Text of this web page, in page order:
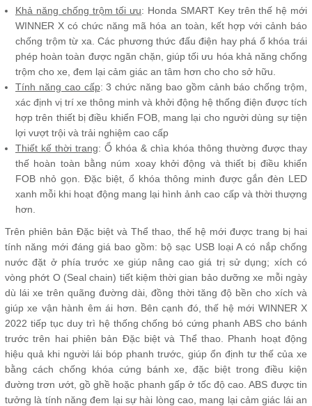
Khả năng chống trộm tối ưu: Honda SMART Key trên thế hệ mới
WINNER X có chức năng mã hóa an toàn, kết hợp với cảnh báo
chống trộm từ xa. Các phương thức đấu điện hay phá ổ khóa trái
phép hoàn toàn được ngăn chặn, giúp tối ưu hóa khả năng chống
trộm cho xe, đem lại cảm giác an tâm hơn cho cho sở hữu.
Tính năng cao cấp: 3 chức năng bao gồm cảnh báo chống trộm,
xác định vị trí xe thông minh và khởi động hệ thống điện được tích
hợp trên thiết bị điều khiển FOB, mang lại cho người dùng sự tiện
lợi vượt trội và trải nghiệm cao cấp
Thiết kế thời trang: Ổ khóa & chìa khóa thông thường được thay
thế hoàn toàn bằng núm xoay khởi động và thiết bị điều khiển
FOB nhỏ gọn. Đặc biệt, ổ khóa thông minh được gắn đèn LED
xanh mỗi khi hoạt động mang lại hình ảnh cao cấp và thời thượng
hơn.
Trên phiên bản Đặc biệt và Thể thao, thế hệ mới được trang bị hai
tính năng mới đáng giá bao gồm: bộ sạc USB loại A có nắp chống
nước đặt ở phía trước xe giúp nâng cao giá trị sử dụng; xích có
vòng phớt O (Seal chain) tiết kiệm thời gian bảo dưỡng xe mỗi ngày
dù lái xe trên quãng đường dài, đồng thời tăng độ bền cho xích và
giúp xe vận hành êm ái hơn. Bên cạnh đó, thế hệ mới WINNER X
2022 tiếp tục duy trì hệ thống chống bó cứng phanh ABS cho bánh
trước trên hai phiên bản Đặc biệt và Thể thao. Phanh hoạt động
hiệu quả khi người lái bóp phanh trước, giúp ổn định tư thế của xe
bằng cách chống khóa cứng bánh xe, đặc biệt trong điều kiện
đường trơn ướt, gồ ghề hoặc phanh gấp ở tốc độ cao. ABS được tin
tưởng là tính năng đem lại sự hài lòng cao, mang lại cảm giác lái an